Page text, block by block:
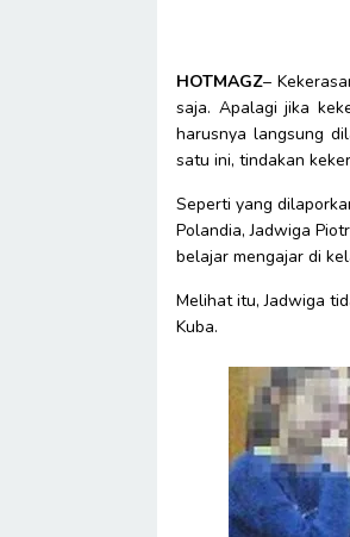
HOTMAGZ–
saja. Apalagi jika
harusnya langsung
satu ini, tindakan
Seperti yang
Polandia, Jadwiga
belajar mengajar di
Melihat itu, Jadwiga
Kuba.